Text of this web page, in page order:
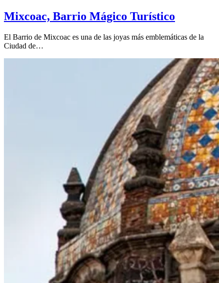
Mixcoac, Barrio Mágico Turístico
El Barrio de Mixcoac es una de las joyas más emblemáticas de la
Ciudad de…